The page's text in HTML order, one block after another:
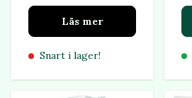
Läs mer
Snart i lager!